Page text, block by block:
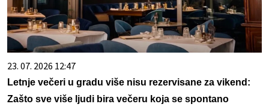
23. 07. 2026 12:47
Letnje večeri u gradu više nisu rezervisane za vikend:
Zašto sve više ljudi bira večeru koja se spontano